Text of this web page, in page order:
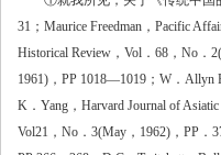
31；Maurice Freedman，Pacific
Historical Review，Vol．68，No．
1961)，PP 1018—1019；W．Allyn
K．Yang，Harvard Journal of
Vol21，No．3(May，1962)，PP．